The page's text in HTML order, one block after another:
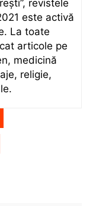
revistele
este activă
La toate
articole pe
medicină
religie,